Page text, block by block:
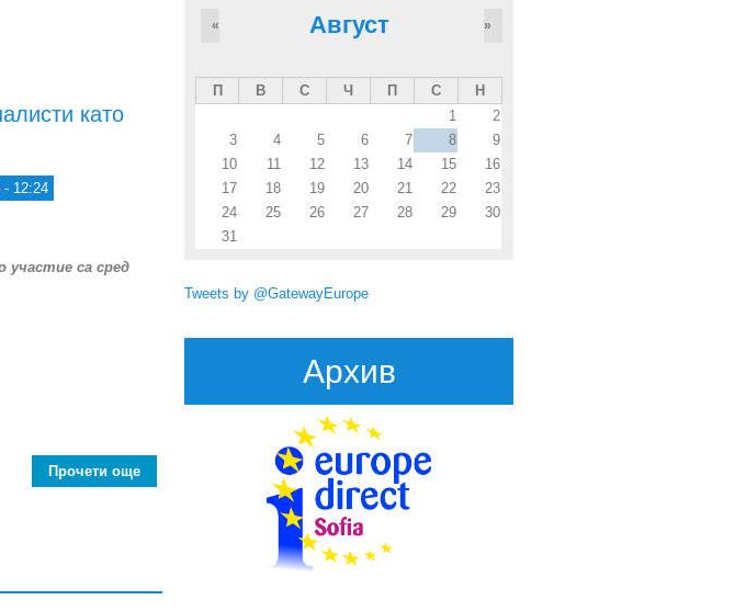
като
- 12:24
участие са сред
Прочети още
about Награди RegioStars 2015: журито определя 17 финалисти като най-значимите
Август
« »
П В С Ч П С
Н
1
2
3
4 5 6 7 8
9
10
11 12 13 14 15
16
17
18 19 20 21 22
23
24
25 26 27 28 29
30
31
Tweets by @GatewayEurope
Архив